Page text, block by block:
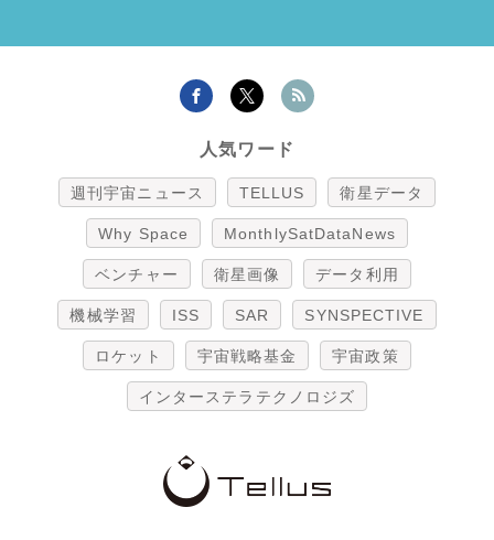
人気ワード
週刊宇宙ニュース TELLUS 衛星データ
Why Space MonthlySatDataNews
ベンチャー 衛星画像 データ利用
機械学習 ISS SAR SYNSPECTIVE
ロケット 宇宙戦略基金 宇宙政策
インターステラテクノロジズ